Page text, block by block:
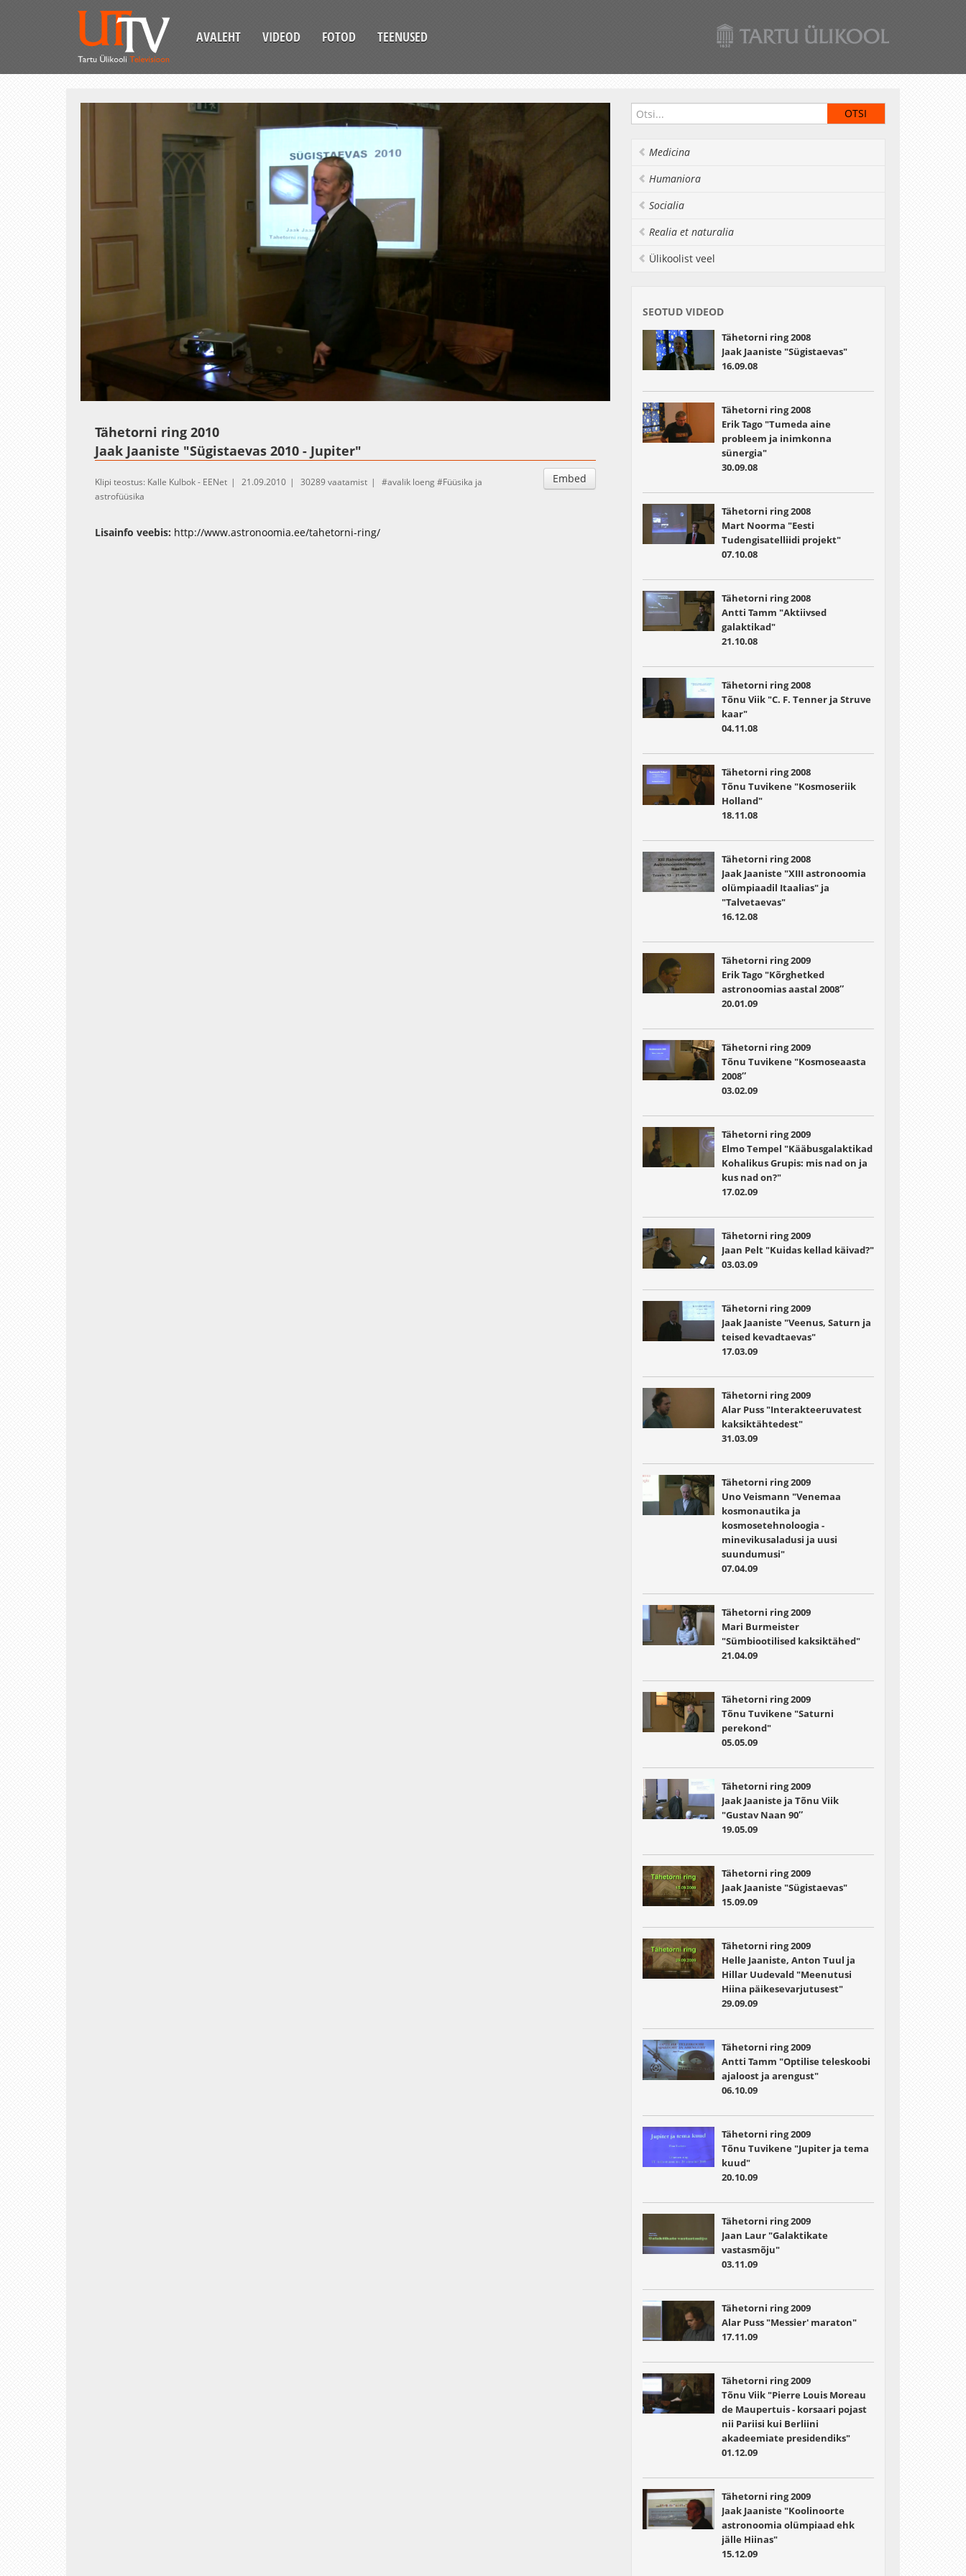
AVALEHT VIDEOD FOTOD TEENUSED
Unmute
2.08%
Esituskiirused
Tähetorni ring 2010
Jaak Jaaniste "Sügistaevas 2010 - Jupiter"
Embed
Klipi teostus: Kalle Kulbok - EENet 21.09.2010 30289 vaatamist avalik loeng
Füüsika ja
astrofüüsika
Lisainfo veebis: http://www.astronoomia.ee/tahetorni-ring/
Medicina
Humaniora
Socialia
Realia et naturalia
Ülikoolist veel
SEOTUD VIDEOD
Tähetorni ring 2008
Jaak Jaaniste "Sügistaevas"
16.09.08
Tähetorni ring 2008
Erik Tago "Tumeda aine
probleem ja inimkonna
sünergia"
30.09.08
Tähetorni ring 2008
Mart Noorma "Eesti
Tudengisatelliidi projekt"
07.10.08
Tähetorni ring 2008
Antti Tamm "Aktiivsed
galaktikad"
21.10.08
Tähetorni ring 2008
Tõnu Viik "C. F. Tenner ja Struve
kaar"
04.11.08
Tähetorni ring 2008
Tõnu Tuvikene "Kosmoseriik
Holland"
18.11.08
Tähetorni ring 2008
Jaak Jaaniste "XIII astronoomia
olümpiaadil Itaalias" ja
"Talvetaevas"
16.12.08
Tähetorni ring 2009
Erik Tago "Kõrghetked
astronoomias aastal 2008″
20.01.09
Tähetorni ring 2009
Tõnu Tuvikene "Kosmoseaasta
2008″
03.02.09
Tähetorni ring 2009
Elmo Tempel "Kääbusgalaktikad
Kohalikus Grupis: mis nad on ja
kus nad on?"
17.02.09
Tähetorni ring 2009
Jaan Pelt "Kuidas kellad käivad?"
03.03.09
Tähetorni ring 2009
Jaak Jaaniste "Veenus, Saturn ja
teised kevadtaevas"
17.03.09
Tähetorni ring 2009
Alar Puss "Interakteeruvatest
kaksiktähtedest"
31.03.09
Tähetorni ring 2009
Uno Veismann "Venemaa
kosmonautika ja
kosmosetehnoloogia -
minevikusaladusi ja uusi
suundumusi"
07.04.09
Tähetorni ring 2009
Mari Burmeister
"Sümbiootilised kaksiktähed"
21.04.09
Tähetorni ring 2009
Tõnu Tuvikene "Saturni
perekond"
05.05.09
Tähetorni ring 2009
Jaak Jaaniste ja Tõnu Viik
"Gustav Naan 90″
19.05.09
Tähetorni ring 2009
Jaak Jaaniste "Sügistaevas"
15.09.09
Tähetorni ring 2009
Helle Jaaniste, Anton Tuul ja
Hillar Uudevald "Meenutusi
Hiina päikesevarjutusest"
29.09.09
Tähetorni ring 2009
Antti Tamm "Optilise teleskoobi
ajaloost ja arengust"
06.10.09
Tähetorni ring 2009
Tõnu Tuvikene "Jupiter ja tema
kuud"
20.10.09
Tähetorni ring 2009
Jaan Laur "Galaktikate
vastasmõju"
03.11.09
Tähetorni ring 2009
Alar Puss "Messier' maraton"
17.11.09
Tähetorni ring 2009
Tõnu Viik "Pierre Louis Moreau
de Maupertuis - korsaari pojast
nii Pariisi kui Berliini
akadeemiate presidendiks"
01.12.09
Tähetorni ring 2009
Jaak Jaaniste "Koolinoorte
astronoomia olümpiaad ehk
jälle Hiinas"
15.12.09